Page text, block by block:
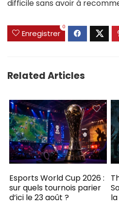
difficile sans avoir à
Enregistrer
0
Related Articles
Esports World Cup 2026 :
sur quels tournois parier
d’ici le 23 août ?